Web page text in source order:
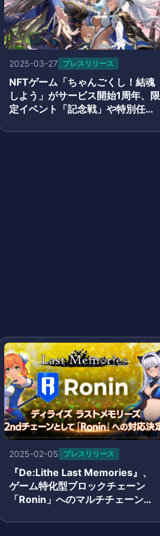
2025-03-27 プレスリリース
NFTゲーム「ちゃんごくし！結魂
しよう」がサービス開始1周年、限
定イベント「記念戦」や特別任
など特別施策を多数開催
2025-02-05 プレスリリース
『De:Lithe Last Memories』、
ゲーム特化型ブロックチェーン
「Ronin」へのマルチチェーン対